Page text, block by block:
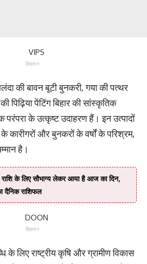
विज्ञापन
की बावन बूटी बुनकरी, गया की पत्थर
पिढ़िया पेंटिंग बिहार की सांस्कृतिक
परंपरा के उत्कृष्ट उदाहरण हैं। इन उत्पादों
कारीगरों और बुनकरों के वर्षों के परिश्रम,
है।
के लिए सौभाग्य लेकर आया है आज का दिन,
दैनिक राशिफल
विज्ञापन
के लिए राष्ट्रीय कृषि और ग्रामीण विकास